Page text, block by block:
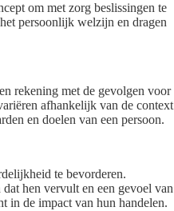
om met zorg beslissingen te
persoonlijk welzijn en dragen
rekening met de gevolgen voor
afhankelijk van de context
en doelen van een persoon.
te bevorderen.
hen vervult en een gevoel van
in de impact van hun handelen.